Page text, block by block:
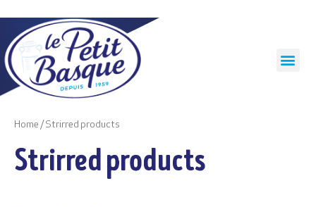
Home / Strirred products
Strirred products